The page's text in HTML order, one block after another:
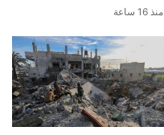
منذ 16 ساعة